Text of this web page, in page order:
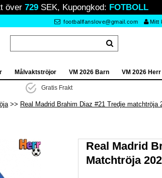
över 729 SEK, Kupongkod: FOTBOLL
footballfanslove@gmail.com Mitt
Målvaktströjor VM 2026 Barn VM 2026 Herr
Gratis Frakt
Real Madrid Brahim Diaz #21 Tredje matchtröja
Real Madrid
Matchtröja